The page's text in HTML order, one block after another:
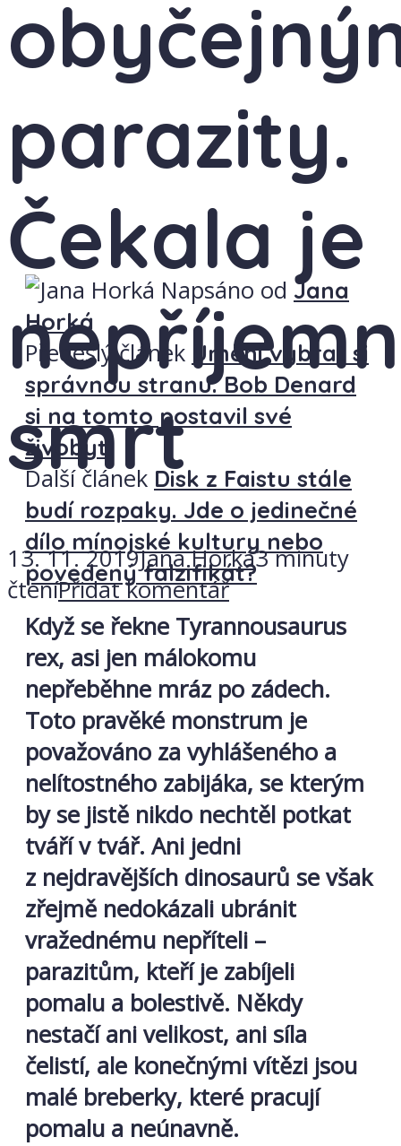
parazity.
Čekala je
smrt
13. 11. 2019Jana Horká3 minuty
čteníPřidat komentář
Napsáno od Jana
Horká
Předešlý článek Umění vybrat si
správnou stranu. Bob Denard
si na tomto postavil své
živobytí
Další článek Disk z Faistu stále
budí rozpaky. Jde o jedinečné
dílo mínojské kultury nebo
povedený falzifikát?
Když se řekne Tyrannousaurus
rex, asi jen málokomu
nepřeběhne mráz po zádech.
Toto pravěké monstrum je
považováno za vyhlášeného a
nelítostného zabijáka, se kterým
by se jistě nikdo nechtěl potkat
tváří v tvář. Ani jedni
z nejdravějších dinosaurů se však
zřejmě nedokázali ubránit
vražednému nepříteli –
parazitům, kteří je zabíjeli
pomalu a bolestivě. Někdy
nestačí ani velikost, ani síla
čelistí, ale konečnými vítězi jsou
malé breberky, které pracují
pomalu a neúnavně.